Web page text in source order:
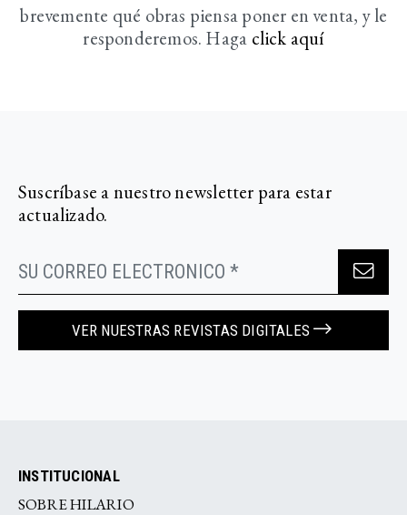
brevemente qué obras piensa poner en venta, y le
responderemos. Haga click aquí­
Suscríbase a nuestro newsletter para estar
actualizado.
VER NUESTRAS REVISTAS DIGITALES
INSTITUCIONAL
SOBRE HILARIO